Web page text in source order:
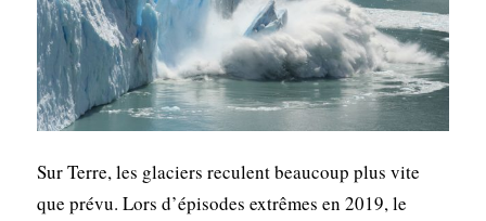
Sur Terre, les glaciers reculent beaucoup plus vite
que prévu. Lors d’épisodes extrêmes en 2019, le